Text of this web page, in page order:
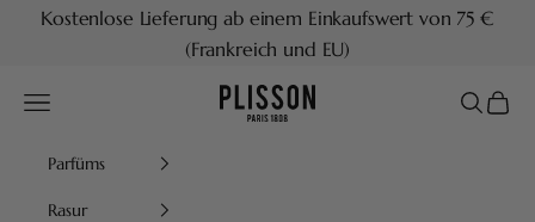
Zum Inhalt springen
Kostenlose Lieferung ab einem Einkaufswert von 75 €
(Frankreich und EU)
Plisson 1808
Menü Suchen
Parfüms
Rasur